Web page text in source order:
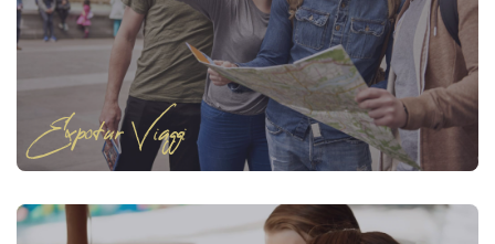
Expotur Viaggi